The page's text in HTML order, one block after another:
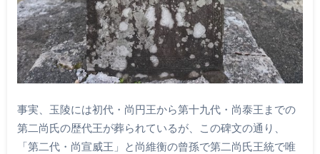
事実、玉陵には初代・尚円王から第十九代・尚泰王までの
第二尚氏の歴代王が葬られているが、この碑文の通り、
「第二代・尚宣威王」と尚維衡の曾孫で第二尚氏王統で唯